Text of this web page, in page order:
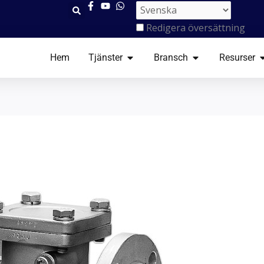
Redigera översättning
Hem Tjänster ÖPPNA TJÄNSTER
Bransch ÖPPNAResurser